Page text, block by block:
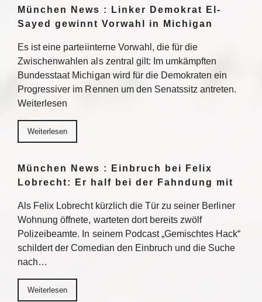
München News : Linker Demokrat El-
Sayed gewinnt Vorwahl in Michigan
Es ist eine parteiinterne Vorwahl, die für die
Zwischenwahlen als zentral gilt: Im umkämpften
Bundesstaat Michigan wird für die Demokraten ein
Progressiver im Rennen um den Senatssitz antreten.
Weiterlesen
Weiterlesen
München News : Einbruch bei Felix
Lobrecht: Er half bei der Fahndung mit
Als Felix Lobrecht kürzlich die Tür zu seiner Berliner
Wohnung öffnete, warteten dort bereits zwölf
Polizeibeamte. In seinem Podcast „Gemischtes Hack“
schildert der Comedian den Einbruch und die Suche
nach…
Weiterlesen